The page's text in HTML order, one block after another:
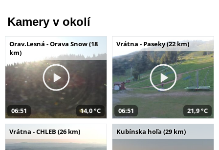
Kamery v okolí
Orav.Lesná - Orava Snow (18
km)
06:51 14,0 °C
Vrátna - Paseky (22 km)
06:51 21,9 °C
Vrátna - CHLEB (26 km) Kubínska hoľa (29 km)